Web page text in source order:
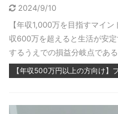
2024/9/10
【年収1,000万を目指すマイ
収600万を超えると生活が安
するうえでの損益分岐点であ
【年収500万円以上の方向け】